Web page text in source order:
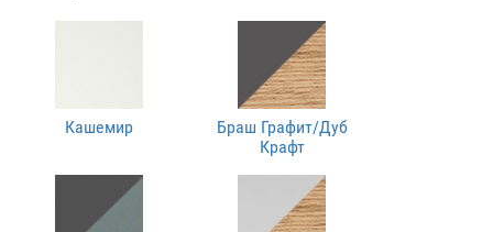
Кашемир
Браш Графит/Дуб
Крафт